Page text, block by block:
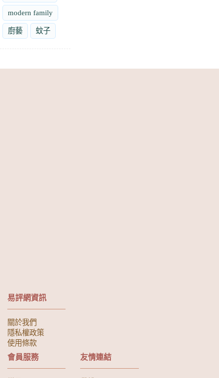
modern family
廚藝 蚊子
易評網資訊
關於我們
隱私權政策
使用條款
會員服務 友情連結